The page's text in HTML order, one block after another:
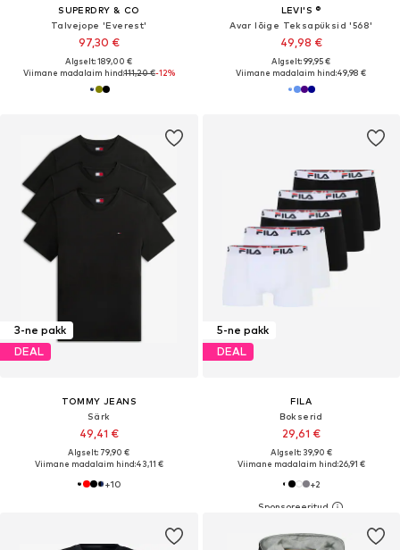
SUPERDRY & CO
Talvejope 'Everest'
97,30 €
Algselt: 189,00 €
Viimane madalaim hind:111,20 €-12%
LEVI'S ®
Avar lõige Teksapüksid '568'
49,98 €
Algselt: 99,95 €
Viimane madalaim hind:49,98 €
3-ne pakk
DEAL
TOMMY JEANS
Särk
49,41 €
Algselt: 79,90 €
Viimane madalaim hind:43,11 €
+10
5-ne pakk
DEAL
FILA
Bokserid
29,61 €
Algselt: 39,90 €
Viimane madalaim hind:26,91 €
+2